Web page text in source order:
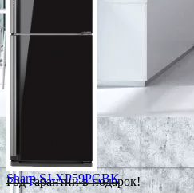
Год гарантии в подарок!
Sharp SJ-XP59PGBK